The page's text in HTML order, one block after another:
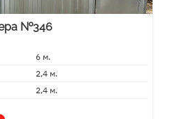
№346
6 м.
2,4 м.
2,4 м.